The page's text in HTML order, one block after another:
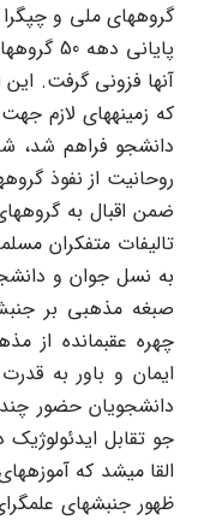
گروه‏های ملی و
پایانی
که زمینه‏های لازم
دانشجو فراهم شد،
روحانیت از نفوذ
ضمن اقبال به
تالیفات متفکران
به نسل جوان و
چهره عقب‏مانده از
ایمان و باور به
دانشجویان حضور
القا می‏شد که
ظهور جنبشهای